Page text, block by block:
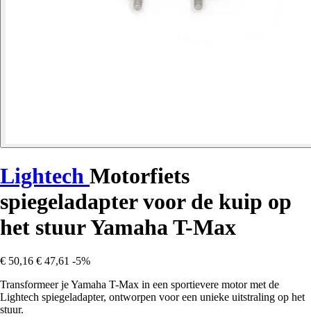
Lightech Motorfiets
spiegeladapter voor de kuip op
het stuur Yamaha T-Max
€ 50,16 € 47,61 -5%
Transformeer je Yamaha T-Max in een sportievere motor met de
Lightech spiegeladapter, ontworpen voor een unieke uitstraling op het
stuur.